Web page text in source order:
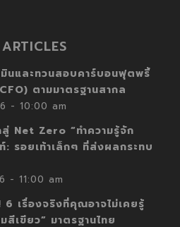
มินและทวนสอบคาร์บอนฟุตพริ้
ตามมาตรฐานสากล
- 10:00 am
Net Zero “ทำความรู้จัก
รอยเท้าเล็กๆ ที่ส่งผลกระทบ
- 11:00 am
6 เรื่องจริงที่คุณอาจไม่เคยรู้
สีเขียว” มาตรฐานไทย